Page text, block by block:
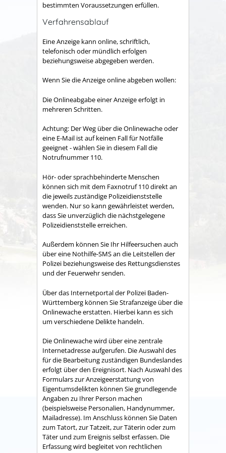
bestimmten Voraussetzungen erfüllen.
Verfahrensablauf
Eine Anzeige kann online, schriftlich,
telefonisch oder mündlich erfolgen
beziehungsweise abgegeben werden.
Wenn Sie die Anzeige online abgeben wollen:
Die Onlineabgabe einer Anzeige erfolgt in
mehreren Schritten.
Achtung: Der Weg über die Onlinewache oder
eine E-Mail ist auf keinen Fall für Notfälle
geeignet - wählen Sie in diesem Fall die
Notrufnummer 110.
Hör- oder sprachbehinderte Menschen
können sich mit dem Faxnotruf 110 direkt an
die jeweils zuständige Polizeidienststelle
wenden. Nur so kann gewährleistet werden,
dass Sie unverzüglich die nächstgelegene
Polizeidienststelle erreichen.
Außerdem können Sie Ihr Hilfeersuchen auch
über eine Nothilfe-SMS an die Leitstellen der
Polizei beziehungsweise des Rettungsdienstes
und der Feuerwehr senden.
Über das Internetportal der Polizei Baden-
Württemberg können Sie Strafanzeige über die
Onlinewache erstatten. Hierbei kann es sich
um verschiedene Delikte handeln.
Die Onlinewache wird über eine zentrale
Internetadresse aufgerufen. Die Auswahl des
für die Bearbeitung zuständigen Bundeslandes
erfolgt über den Ereignisort. Nach Auswahl des
Formulars zur Anzeigeerstattung von
Eigentumsdelikten können Sie grundlegende
Angaben zu Ihrer Person machen
(beispielsweise Personalien, Handynummer,
Mailadresse). Im Anschluss können Sie Daten
zum Tatort, zur Tatzeit, zur Täterin oder zum
Täter und zum Ereignis selbst erfassen. Die
Erfassung wird begleitet von rechtlichen